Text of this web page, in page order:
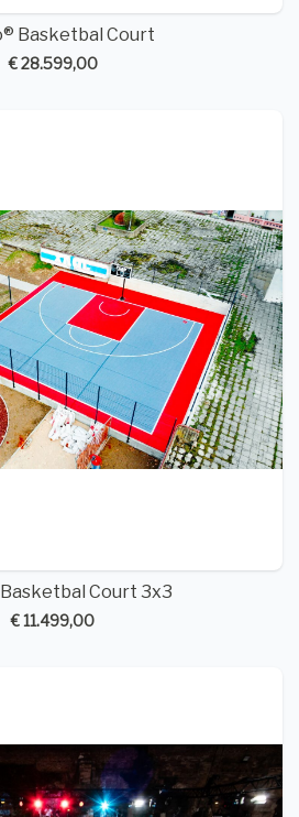
Basketbal Court
€ 28.599,00
Court 3x3
€ 11.499,00